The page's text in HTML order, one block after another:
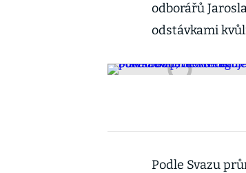
odborářů
odstávkami
Podle Svazu